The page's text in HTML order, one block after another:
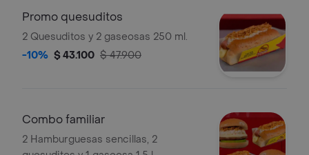
Promo quesuditos
2 Quesuditos y 2 gaseosas 250 ml.
-10% $ 43.100 $ 47.900
Combo familiar
2 Hamburguesas sencillas, 2